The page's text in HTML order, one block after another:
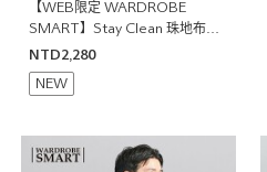
【WEB限定 WARDROBE
SMART】Stay Clean 珠地布開
襟領POLO衫 抗菌防臭
NTD2,280
NEW